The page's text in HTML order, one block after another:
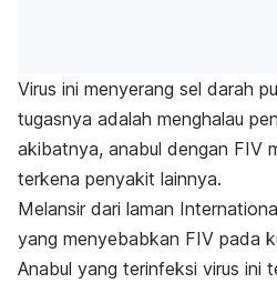
Virus ini menyerang sel darah
tugasnya adalah menghalau
akibatnya, anabul dengan FIV
terkena penyakit lainnya.
Melansir dari laman
yang menyebabkan FIV pada
Anabul yang terinfeksi virus ini